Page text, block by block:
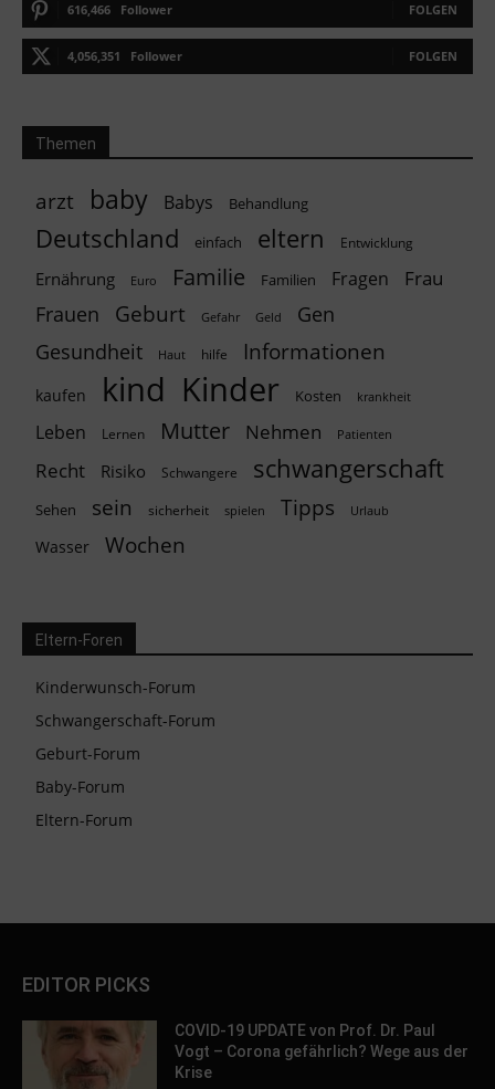
616,466 Follower FOLGEN
4,056,351 Follower FOLGEN
Themen
arzt baby Babys Behandlung
Deutschland einfach eltern Entwicklung
Ernährung Euro Familie Familien Fragen Frau
Frauen Geburt Gefahr Geld
Gen
Gesundheit
Haut hilfe Informationen
kaufen kind Kinder Kosten krankheit
Leben Lernen Mutter Nehmen Patienten
Recht Risiko Schwangere schwangerschaft
Sehen sein sicherheit spielen Tipps Urlaub
Wasser Wochen
Eltern-Foren
Kinderwunsch-Forum
Schwangerschaft-Forum
Geburt-Forum
Baby-Forum
Eltern-Forum
EDITOR PICKS
COVID-19 UPDATE von Prof. Dr. Paul
Vogt – Corona gefährlich? Wege aus der
Krise